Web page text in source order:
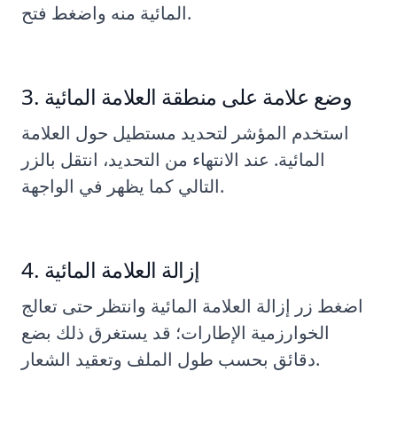
المائية منه واضغط فتح.
وضع علامة على منطقة العلامة المائية
استخدم المؤشر لتحديد مستطيل حول العلامة
المائية. عند الانتهاء من التحديد، انتقل بالزر
التالي كما يظهر في الواجهة.
إزالة العلامة المائية
اضغط زر إزالة العلامة المائية وانتظر حتى تعالج
الخوارزمية الإطارات؛ قد يستغرق ذلك بضع
دقائق بحسب طول الملف وتعقيد الشعار.